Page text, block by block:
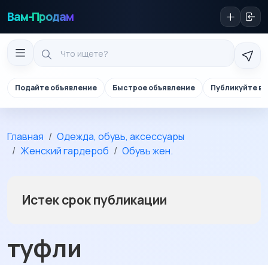
Вам-Продам
Подайте объявление Быстрое объявление Публикуйте в
Главная
Одежда, обувь, аксессуары
Женский гардероб
Обувь жен.
Истек срок публикации
туфли